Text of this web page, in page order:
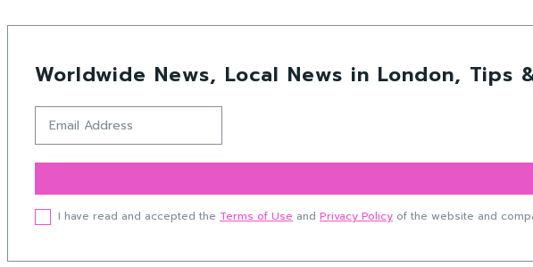
Worldwide News, Local News in London, Tips
I have read and accepted the Terms of Use and Privacy Policy of the website and